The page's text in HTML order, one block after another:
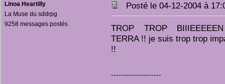
Linoa Heartilly
La Muse du sddrpg
9258 messages postés
Posté le 04-12-2004 à
TROP TROP
TERRA !! je suis trop trop
!!
--------------------